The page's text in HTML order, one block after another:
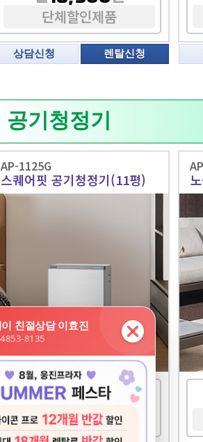
단체할인제품
상담신청 렌탈신청
공기청정기
AP-1125G
스퀘어핏 공기청정기(11평)
월3,400원
카드
16,400원